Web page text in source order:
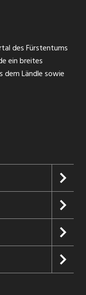
des Fürstentums
ein breites
dem Ländle sowie